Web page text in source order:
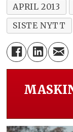
APRIL 2013
SISTE NYTT